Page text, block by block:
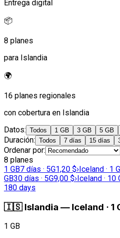
Entrega digital
📦
8 planes
para Islandia
🌍
16 planes regionales
con cobertura en Islandia
Datos: Todos 1 GB 3 GB 5 GB
Duración: Todos 7 días 15 días
Ordenar por:
8 planes
1 GB7 días · 5G1,20 $›Iceland · 1
GB30 días · 5G9,00 $›Iceland · 10
180 days
🇮🇸 Islandia — Iceland · 1
1 GB